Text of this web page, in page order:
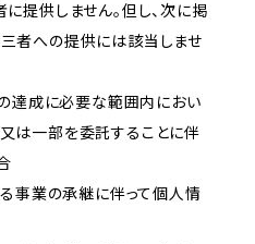
提供しません。但し、次に掲
者への提供には該当しませ
の達成に必要な範囲内におい
は一部を委託することに伴
る事業の承継に伴って個人情